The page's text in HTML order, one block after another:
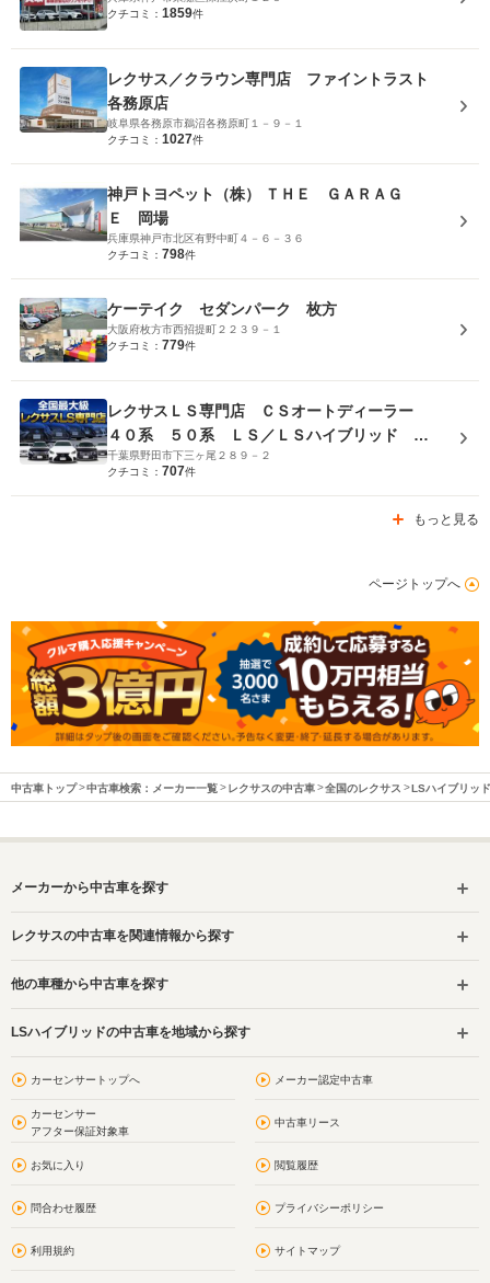
クチコミ： 1859件
レクサス／クラウン専門店 ファイントラスト
各務原店
岐阜県各務原市鵜沼各務原町１－９－１
クチコミ： 1027件
神戸トヨペット（株） ＴＨＥ ＧＡＲＡＧ
Ｅ 岡場
兵庫県神戸市北区有野中町４－６－３６
クチコミ： 798件
ケーテイク セダンパーク 枚方
大阪府枚方市西招提町２２３９－１
クチコミ： 779件
レクサスＬＳ専門店 ＣＳオートディーラー
４０系 ５０系 ＬＳ／ＬＳハイブリッド 中
古車専門店
千葉県野田市下三ヶ尾２８９－２
クチコミ： 707件
もっと見る
ページトップへ
中古車トップ 中古車検索：メーカー一覧 レクサスの中古車 全国のレクサス LSハイブリッ
メーカーから中古車を探す
レクサスの中古車を関連情報から探す
他の車種から中古車を探す
LSハイブリッドの中古車を地域から探す
カーセンサートップへ メーカー認定中古車
カーセンサー
アフター保証対象車
中古車リース
お気に入り 閲覧履歴
問合わせ履歴 プライバシーポリシー
利用規約 サイトマップ